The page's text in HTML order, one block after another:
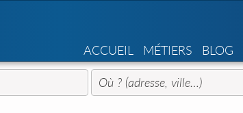
ACCUEIL MÉTIERS BLOG